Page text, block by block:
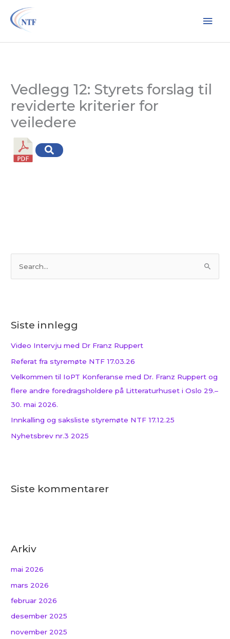
rett
innholdet
Vedlegg 12: Styrets forslag til
reviderte kriterier for
veiledere
ø
t
r
:
Siste innlegg
Video Intervju med Dr Franz Ruppert
Referat fra styremøte NTF 17.03.26
Velkommen til IoPT Konferanse med Dr. Franz Ruppert og
flere andre foredragsholdere på Litteraturhuset i Oslo 29.–
30. mai 2026.
Innkalling og saksliste styremøte NTF 17.12.25
Nyhetsbrev nr.3 2025
Siste kommentarer
Arkiv
mai 2026
mars 2026
februar 2026
desember 2025
november 2025